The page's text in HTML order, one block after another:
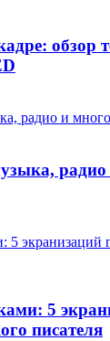
обзор
радио
5
писателя